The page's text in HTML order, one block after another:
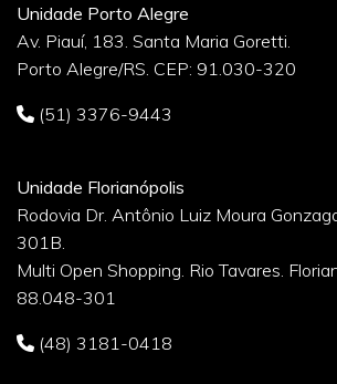
Unidade Porto Alegre
Av. Piauí, 183. Santa Maria Goretti.
Porto Alegre/RS. CEP: 91.030-320
(51) 3376-9443
Unidade Florianópolis
Rodovia Dr. Antônio Luiz Moura
301B.
Multi Open Shopping. Rio Tavares.
88.048-301
(48) 3181-0418